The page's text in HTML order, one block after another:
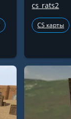
cs_rats2
CS карты